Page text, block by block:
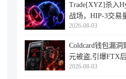
Trade[XYZ]杀入
战场，HIP-3交易
2026-08-03
Coldcard钱包漏洞
元被盗,引爆FTX
迁移潮
2026-08-03